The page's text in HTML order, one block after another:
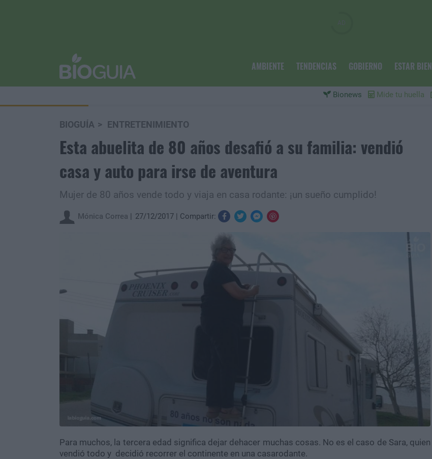
AMBIENTE TENDENCIAS GOBIERNO ESTAR BIEN
Bionews Mide tu huella
BIOGUÍA ENTRETENIMIENTO
Esta abuelita de 80 años desafió a su familia: vendió
casa y auto para irse de aventura
Mujer de 80 años vende todo y viaja en casa rodante: ¡un sueño cumplido!
Mónica Correa 27/12/2017 Compartir:
Para muchos, la tercera edad significa dejar dehacer muchas cosas. No es el caso de Sara, quien
vendió todo y decidió recorrer el continente en una casarodante.